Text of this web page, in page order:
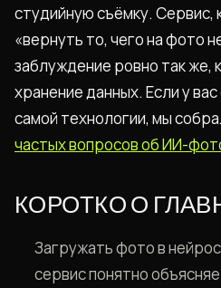
студийную съёмку.
«вернуть то, чего на фото
заблуждение ровно так же,
хранение данных. Если у
самой технологии, мы
частых вопросов об ИИ-
КОРОТКО О
Загружать фото в
сервис понятно